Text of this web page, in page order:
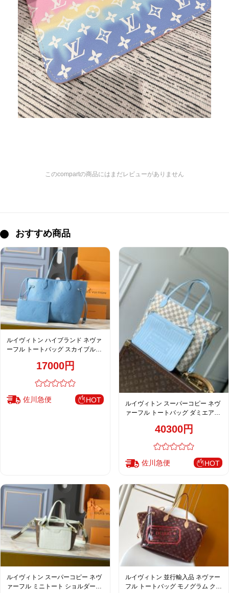
このcompartの商品にはまだレビューがありません
おすすめ商品
ルイヴィトン ハイブランド ネヴァ
ーフル トートバッグ スカイブルー
17000円
佐川急便 HOT
ルイヴィトン スーパーコピー ネヴ
ァーフル トートバッグ ダミエアズ
40300円
佐川急便 HOT
ルイヴィトン スーパーコピー ネヴ
ァーフル ミニトート ショルダーバ
ルイヴィトン 並行輸入品 ネヴァー
フル トートバッグ モノグラム クリ